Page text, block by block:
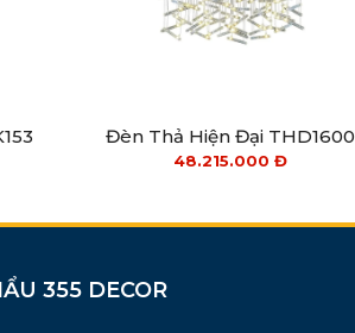
Đèn Thả Hiện Đại THD1600
48.215.000 Đ
355 DECOR